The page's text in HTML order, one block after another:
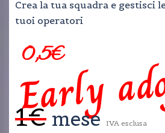
Crea la tua squadra e gestisci
tuoi operatori
0,5€
Early
1€ mese IVA esclusa